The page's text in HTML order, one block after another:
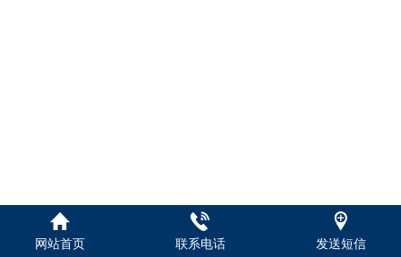
网站首页 联系电话 发送短信